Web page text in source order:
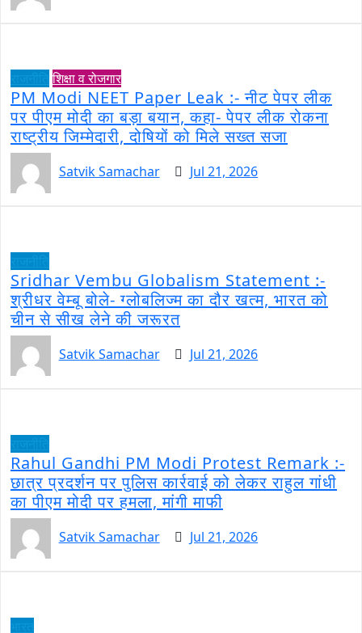
शिक्षा व रोजगार
PM Modi NEET Paper Leak :- नीट पेपर लीक
पर पीएम मोदी का बड़ा बयान, कहा- पेपर लीक रोकना
राष्ट्रीय जिम्मेदारी, दोषियों को मिले सख्त सजा
Satvik Samachar Jul 21, 2026
Sridhar Vembu Globalism Statement :-
श्रीधर वेम्बू बोले- ग्लोबलिज्म का दौर खत्म, भारत को
चीन से सीख लेने की जरूरत
Satvik Samachar Jul 21, 2026
Rahul Gandhi PM Modi Protest Remark :-
छात्र प्रदर्शन पर पुलिस कार्रवाई को लेकर राहुल गांधी
का पीएम मोदी पर हमला, मांगी माफी
Satvik Samachar Jul 21, 2026